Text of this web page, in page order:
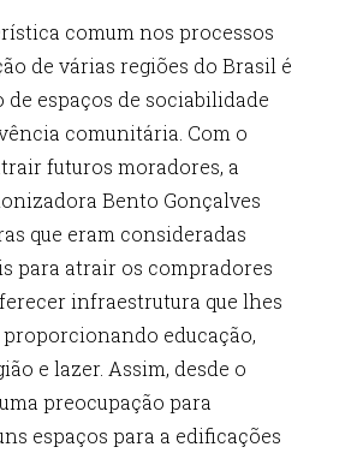
comum nos processos
de várias regiões do Brasil é
de espaços de sociabilidade
comunitária. Com o
futuros moradores, a
Bento Gonçalves
que eram consideradas
para atrair os compradores
infraestrutura que lhes
proporcionando educação,
e lazer. Assim, desde o
preocupação para
espaços para a edificações